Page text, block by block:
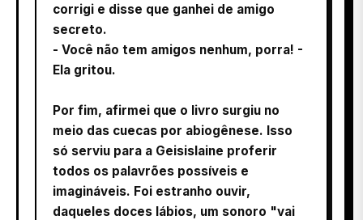
corrigi e disse que ganhei de amigo
secreto.
- Você não tem amigos nenhum, porra! -
Ela gritou.
Por fim, afirmei que o livro surgiu no
meio das cuecas por abiogênese. Isso
só serviu para a Geisislaine proferir
todos os palavrões possíveis e
imagináveis. Foi estranho ouvir,
daqueles doces lábios, um sonoro "vai